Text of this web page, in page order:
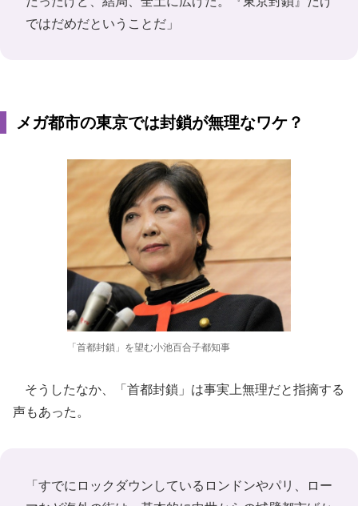
ではだめだということだ」
メガ都市の東京では封鎖が無理なワケ？
「首都封鎖」を望む小池百合子都知事
そうしたなか、「首都封鎖」は事実上無理だと指摘する
声もあった。
「すでにロックダウンしているロンドンやパリ、ロー